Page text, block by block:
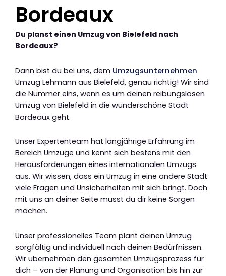
Bordeaux
Du planst einen Umzug von Bielefeld nach
Bordeaux?
Dann bist du bei uns, dem Umzugsunternehmen
Umzug Lehmann aus Bielefeld, genau richtig! Wir sind
die Nummer eins, wenn es um deinen reibungslosen
Umzug von Bielefeld in die wunderschöne Stadt
Bordeaux geht.
Unser Expertenteam hat langjährige Erfahrung im
Bereich Umzüge und kennt sich bestens mit den
Herausforderungen eines internationalen Umzugs
aus. Wir wissen, dass ein Umzug in eine andere Stadt
viele Fragen und Unsicherheiten mit sich bringt. Doch
mit uns an deiner Seite musst du dir keine Sorgen
machen.
Unser professionelles Team plant deinen Umzug
sorgfältig und individuell nach deinen Bedürfnissen.
Wir übernehmen den gesamten Umzugsprozess für
dich – von der Planung und Organisation bis hin zur